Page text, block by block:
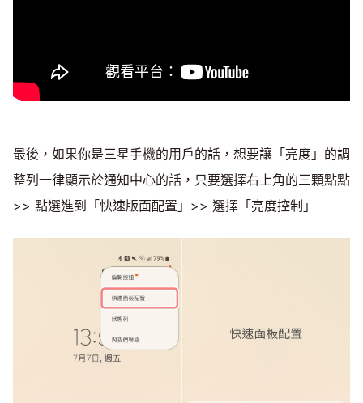
最後，如果你是三星手機的用戶的話，想要讓「亮度」的調
整列一律顯示於通知中心的話，只要選擇右上角的三顆點點
>> 點選進到「快速版面配置」>> 選擇「亮度控制」